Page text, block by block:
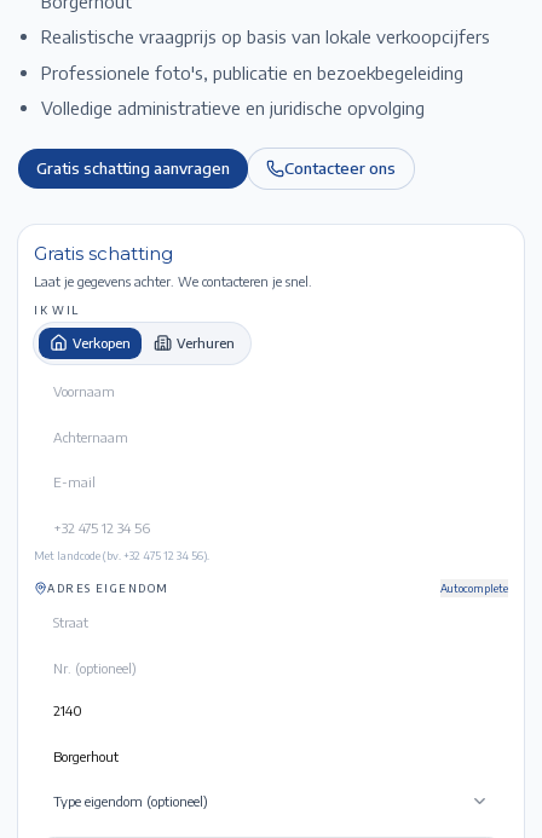
Realistische vraagprijs op basis van lokale verkoopcijfers
Professionele foto's, publicatie en bezoekbegeleiding
Volledige administratieve en juridische opvolging
Gratis schatting aanvragen Contacteer ons
Gratis schatting
Laat je gegevens achter. We contacteren je snel.
IK WIL
Verkopen Verhuren
Met landcode (bv. +32 475 12 34 56).
ADRES EIGENDOM Autocomplete
Type eigendom (optioneel)